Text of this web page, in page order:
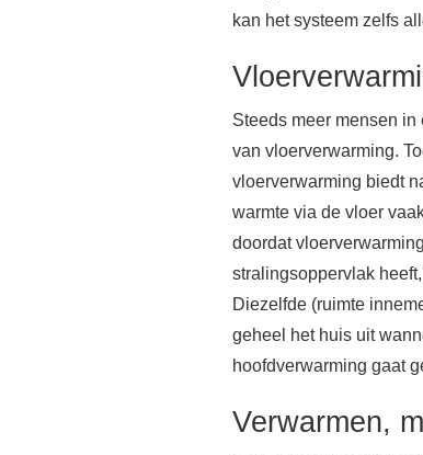
kan het systeem zelfs
Steeds meer mensen
van vloerverwarming.
vloerverwarming biedt
warmte via de vloer
doordat
stralingsoppervlak
Diezelfde (ruimte
geheel het huis uit
hoofdverwarming gaat
Verwarmen,